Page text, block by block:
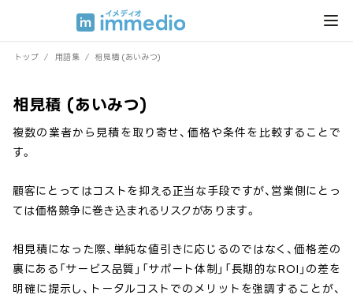
トップ / 用語集 / 相見積 (あいみつ)
相見積 (あいみつ)
複数の業者から見積を取り寄せ、価格や条件を比較することで
す。
顧客にとってはコストを抑える正当な手段ですが、営業側にとっ
ては価格競争に巻き込まれるリスクがあります。
相見積になった際、単純な値引きに応じるのではなく、価格差の
裏にある「サービス品質」「サポート体制」「長期的なROI」の差を
明確に提示し、トータルコストでのメリットを強調することが、